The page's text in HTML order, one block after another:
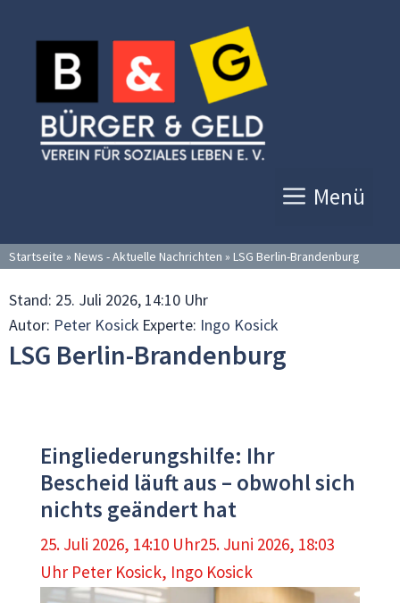
Inhalt
springen
Menü
Startseite » News - Aktuelle Nachrichten » LSG Berlin-Brandenburg
Stand: 25. Juli 2026, 14:10 Uhr
Autor: Peter Kosick Experte: Ingo Kosick
LSG Berlin-Brandenburg
Eingliederungshilfe: Ihr
Bescheid läuft aus – obwohl sich
nichts geändert hat
25. Juli 2026, 14:10 Uhr25. Juni 2026, 18:03
Uhr Peter Kosick, Ingo Kosick